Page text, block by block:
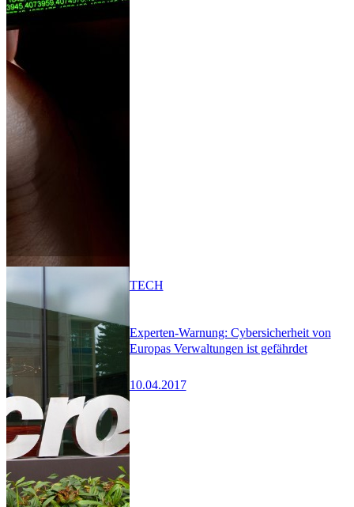
Experten-Warnung: Cybersicherheit von
Europas Verwaltungen ist gefährdet
10.04.2017
TECH